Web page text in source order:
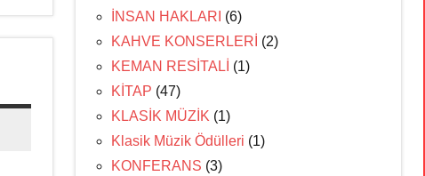
İNSAN HAKLARI (6)
KAHVE KONSERLERİ (2)
KEMAN RESİTALİ (1)
KİTAP (47)
KLASİK MÜZİK (1)
Klasik Müzik Ödülleri (1)
KONFERANS (3)